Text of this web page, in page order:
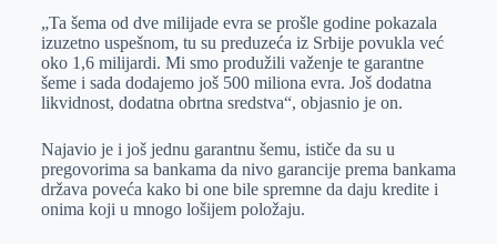
„Ta šema od dve milijade evra se prošle godine pokazala
izuzetno uspešnom, tu su preduzeća iz Srbije povukla već
oko 1,6 milijardi. Mi smo produžili važenje te garantne
šeme i sada dodajemo još 500 miliona evra. Još dodatna
likvidnost, dodatna obrtna sredstva“, objasnio je on.
Najavio je i još jednu garantnu šemu, ističe da su u
pregovorima sa bankama da nivo garancije prema bankama
država poveća kako bi one bile spremne da daju kredite i
onima koji u mnogo lošijem položaju.